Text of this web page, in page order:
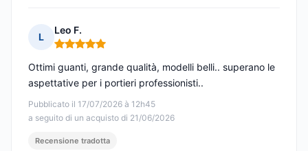
L
Leo F.
Nota: 5 su 5
Pubblicato il 17/07/2026 à 12h45
a seguito di un acquisto di 21/06/2026
Ottimi guanti, grande qualità, modelli belli.. superano le
aspettative per i portieri professionisti..
Recensione tradotta